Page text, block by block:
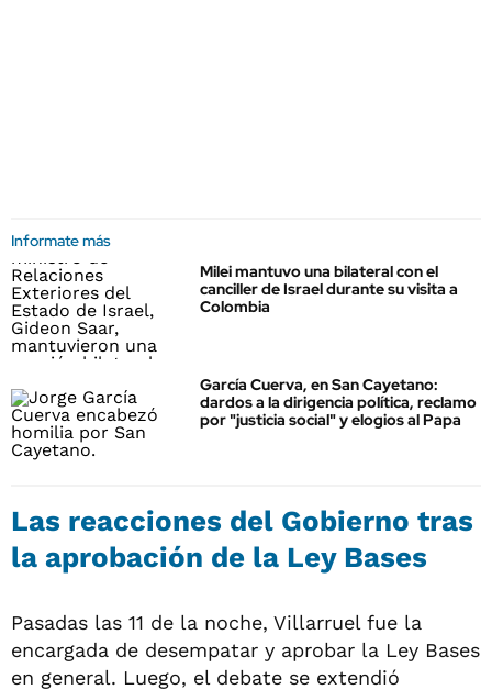
Informate más
Milei mantuvo una bilateral con el
canciller de Israel durante su visita a
Colombia
García Cuerva, en San Cayetano:
dardos a la dirigencia política, reclamo
por "justicia social" y elogios al Papa
Las reacciones del Gobierno tras
la aprobación de la Ley Bases
Pasadas las 11 de la noche, Villarruel fue la
encargada de desempatar y aprobar la Ley Bases
en general. Luego, el debate se extendió